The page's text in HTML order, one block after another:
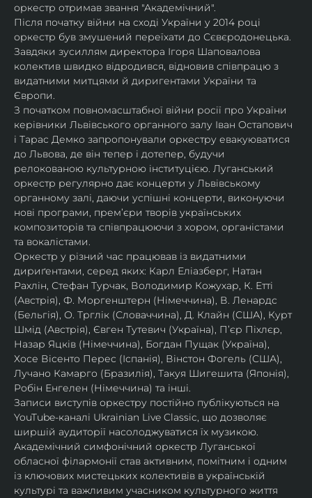
оркестр отримав звання "Академічний".
Після початку війни на сході України у 2014 році
оркестр був змушений переїхати до Сєвєродонецька.
Завдяки зусиллям директора Ігоря Шаповалова
колектив швидко відродився, відновив співпрацю з
видатними митцями й диригентами України та
Європи.
З початком повномасштабної війни росії про України
керівники Львівського органного залу Іван Остапович
і Тарас Демко запропонували оркестру евакуюватися
до Львова, де він тепер і дотепер, будучи
релокованою культурною інституцією. Луганський
оркестр регулярно дає концерти у Львівському
органному залі, даючи успішні концерти, виконуючи
нові програми, прем’єри творів українських
композиторів та співпрацюючи з хором, органістами
та вокалістами.
Оркестр у різний час працював із видатними
дириґентами, серед яких: Карл Еліазберг, Натан
Рахлін, Стефан Турчак, Володимир Кожухар, К. Етті
(Австрія), Ф. Моргенштерн (Німеччина), В. Ленардс
(Бельгія), О. Трглік (Словаччина), Д. Клайн (США), Курт
Шмід (Австрія), Євген Тутевич (Україна), П’єр Піхлєр,
Назар Яцків (Німеччина), Богдан Пущак (Україна),
Хосе Вісенто Перес (Іспанія), Вінстон Фогель (США),
Лучано Камарго (Бразилія), Такуя Шигешита (Японія),
Робін Енгелен (Німеччина) та інші.
Записи виступів оркестру постійно публікуються на
YouTube-каналі Ukrainian Live Classic, що дозволяє
ширшій аудиторії насолоджуватися їх музикою​.
Академічний симфонічний оркестр Луганської
обласної філармонії став активним, помітним і одним
із ключових мистецьких колективів в українській
культурі та важливим учасником культурного життя